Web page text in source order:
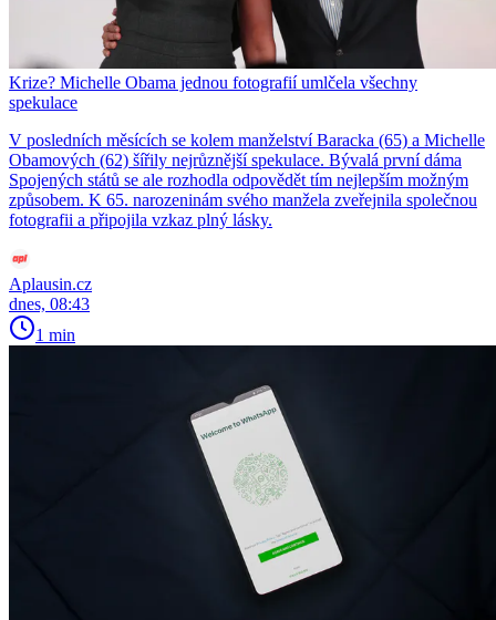
Krize? Michelle Obama jednou fotografií umlčela všechny
spekulace
V posledních měsících se kolem manželství Baracka (65) a Michelle
Obamových (62) šířily nejrůznější spekulace. Bývalá první dáma
Spojených států se ale rozhodla odpovědět tím nejlepším možným
způsobem. K 65. narozeninám svého manžela zveřejnila společnou
fotografii a připojila vzkaz plný lásky.
Aplausin.cz
dnes, 08:43
1 min